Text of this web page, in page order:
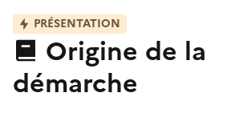
PRÉSENTATION
Origine de la
démarche